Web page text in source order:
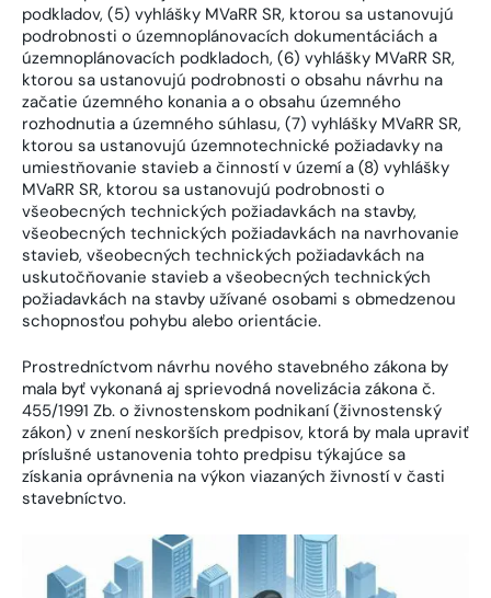
podkladov, (5) vyhlášky MVaRR SR, ktorou sa ustanovujú
podrobnosti o územnoplánovacích dokumentáciách a
územnoplánovacích podkladoch, (6) vyhlášky MVaRR SR,
ktorou sa ustanovujú podrobnosti o obsahu návrhu na
začatie územného konania a o obsahu územného
rozhodnutia a územného súhlasu, (7) vyhlášky MVaRR SR,
ktorou sa ustanovujú územnotechnické požiadavky na
umiestňovanie stavieb a činností v území a (8) vyhlášky
MVaRR SR, ktorou sa ustanovujú podrobnosti o
všeobecných technických požiadavkách na stavby,
všeobecných technických požiadavkách na navrhovanie
stavieb, všeobecných technických požiadavkách na
uskutočňovanie stavieb a všeobecných technických
požiadavkách na stavby užívané osobami s obmedzenou
schopnosťou pohybu alebo orientácie.
Prostredníctvom návrhu nového stavebného zákona by
mala byť vykonaná aj sprievodná novelizácia zákona č.
455/1991 Zb. o živnostenskom podnikaní (živnostenský
zákon) v znení neskorších predpisov, ktorá by mala upraviť
príslušné ustanovenia tohto predpisu týkajúce sa
získania oprávnenia na výkon viazaných živností v časti
stavebníctvo.